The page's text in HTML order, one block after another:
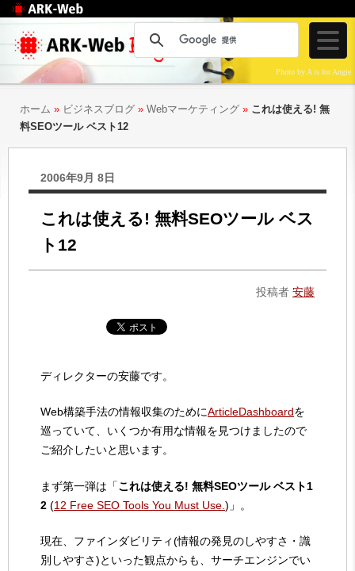
Web制作のアークウェ
ブ
ホーム » ビジネスブログ » Webマーケティング » これは使える! 無
料SEOツール ベスト12
2006年9月 8日
これは使える! 無料SEOツール ベス
ト12
投稿者 安藤
ディレクターの安藤です。
Web構築手法の情報収集のためにArticleDashboardを
巡っていて、いくつか有用な情報を見つけましたので
ご紹介したいと思います。
まず第一弾は「これは使える! 無料SEOツール ベスト1
2 (12 Free SEO Tools You Must Use. )」。
現在、ファインダビリティ(情報の発見のしやすさ・識
別しやすさ)といった観点からも、サーチエンジンでい
Photo by A is for Angie